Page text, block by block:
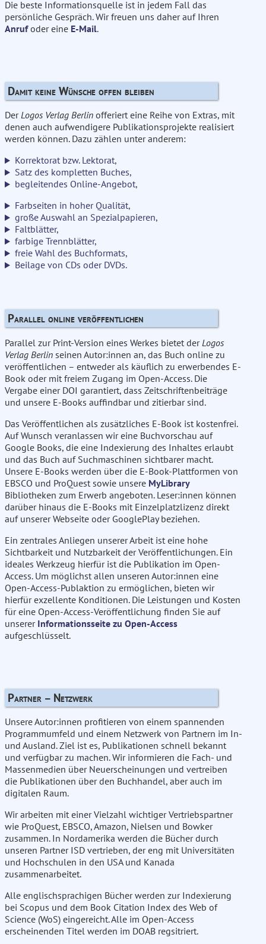
Die beste Informationsquelle ist in jedem Fall das
persönliche Gespräch. Wir freuen uns daher auf Ihren
Anrufoder eine E-Mail.
Damit keine Wünsche offen bleiben
DerLogos Verlag Berlin offeriert eine Reihe von Extras, mit
denen auch aufwendigere Publikationsprojekte realisiert
werden können. Dazu zählen unter anderem:
Korrektorat bzw. Lektorat,
Satz des kompletten Buches,
begleitendes Online-Angebot,
Farbseiten in hoher Qualität,
große Auswahl an Spezialpapieren,
Faltblätter,
farbige Trennblätter,
freie Wahl des Buchformats,
Beilage von CDs oder DVDs.
Parallel online veröffentlichen
Parallel zur Print-Version eines Werkes bietet der Logos
Verlag Berlin seinen Autor:innen an, das Buch online zu
veröffentlichen – entweder als käuflich zu erwerbendes E-
Book oder mit freiem Zugang im Open-Access. Die
Vergabe einer DOI garantiert, dass Zeitschriftenbeiträge
und unsere E-Books auffindbar und zitierbar sind.
Das Veröffentlichen als zusätzliches E-Book ist kostenfrei.
Auf Wunsch veranlassen wir eine Buchvorschau auf
Google Books, die eine Indexierung des Inhaltes erlaubt
und das Buch auf Suchmaschinen sichtbarer macht.
Unsere E-Books werden über die E-Book-Plattformen von
EBSCO und ProQuest sowie unsere MyLibrary
Bibliotheken zum Erwerb angeboten. Leser:innen können
darüber hinaus die E-Books mit Einzelplatzlizenz direkt
auf unserer Webseite oder GooglePlay beziehen.
Ein zentrales Anliegen unserer Arbeit ist eine hohe
Sichtbarkeit und Nutzbarkeit der Veröffentlichungen. Ein
ideales Werkzeug hierfür ist die Publikation im Open-
Access. Um möglichst allen unseren Autor:innen eine
Open-Access-Publaktion zu ermöglichen, bieten wir
hierfür exzellente Konditionen. Die Leistungen und Kosten
für eine Open-Access-Veröffentlichung finden Sie auf
unserer Informationsseite zu Open-Access
aufgeschlüsselt.
Partner – Netzwerk
Unsere Autor:innen profitieren von einem spannenden
Programmumfeld und einem Netzwerk von Partnern im In-
und Ausland. Ziel ist es, Publikationen schnell bekannt
und verfügbar zu machen. Wir informieren die Fach- und
Massenmedien über Neuerscheinungen und vertreiben
die Publikationen über den Buchhandel, aber auch im
digitalen Raum.
Wir arbeiten mit einer Vielzahl wichtiger Vertriebspartner
wie ProQuest, EBSCO, Amazon, Nielsen und Bowker
zusammen. In Nordamerika werden die Bücher durch
unseren Partner ISD vertrieben, der eng mit Universitäten
und Hochschulen in den USA und Kanada
zusammenarbeitet.
Alle englischsprachigen Bücher werden zur Indexierung
bei Scopus und dem Book Citation Index des Web of
Science (WoS) eingereicht. Alle im Open-Access
erscheinenden Titel werden im DOAB regsitriert.